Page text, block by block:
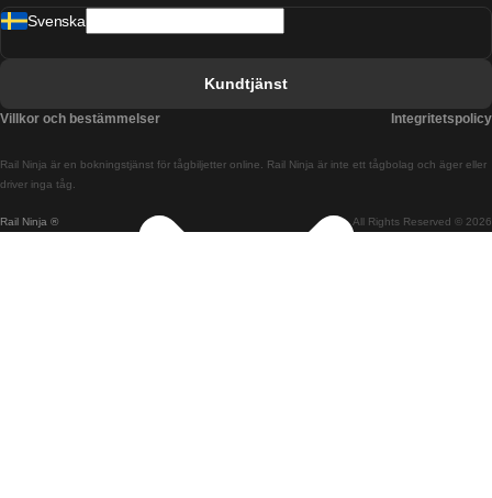
Tåg från Budapest till Bratislava
Rail Ninja ® All Rights Reserved © 2026
Rail Ninja är en bokningstjänst för tågbiljetter online. Rail Ninja är inte ett tågbolag och äger eller
driver inga tåg.
Svenska
Kundtjänst
Villkor och bestämmelser Integritetspolicy